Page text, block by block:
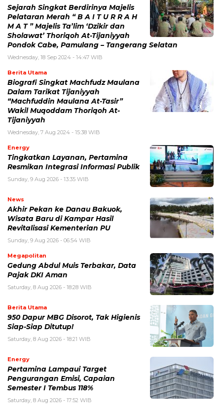
Sejarah Singkat Berdirinya Majelis
Pelataran Merah “ B A I T U R R A H
M A T ” Majelis Ta’lim ‘Dzikir dan
Sholawat’ Thoriqoh At-Tijaniyyah
Pondok Cabe, Pamulang – Tangerang Selatan
Wednesday, 18 Sep 2024 - 14:47 WIB
Berita Utama
Biografi Singkat Machfudz Maulana
Dalam Tarikat Tijaniyyah
“Machfuddin Maulana At-Tasir”
Wakil Muqoddam Thoriqoh At-
Tijaniyyah
Wednesday, 7 Aug 2024 - 15:38 WIB
Energy
Tingkatkan Layanan, Pertamina
Resmikan Integrasi Informasi Publik
Sunday, 9 Aug 2026 - 13:35 WIB
News
Akhir Pekan ke Danau Bakuok,
Wisata Baru di Kampar Hasil
Revitalisasi Kementerian PU
Sunday, 9 Aug 2026 - 06:54 WIB
Megapolitan
Gedung Abdul Muis Terbakar, Data
Pajak DKI Aman
Saturday, 8 Aug 2026 - 18:28 WIB
Berita Utama
950 Dapur MBG Disorot, Tak Higienis
Siap-Siap Ditutup!
Saturday, 8 Aug 2026 - 18:21 WIB
Energy
Pertamina Lampaui Target
Pengurangan Emisi, Capaian
Semester I Tembus 118%
Saturday, 8 Aug 2026 - 17:52 WIB